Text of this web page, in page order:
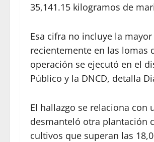
35,141.15 kilogramos de
Esa cifra no incluye la
recientemente en las lomas
operación se ejecutó en el
Público y la DNCD, detalla
El hallazgo se relaciona
desmanteló otra plantación
cultivos que superan las